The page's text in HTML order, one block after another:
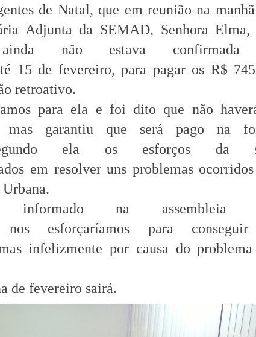
de Natal, que em reunião na
Adjunta da SEMAD, Senhora
não estava
15 de fevereiro, para pagar os R$
retroativo.
para ela e foi dito que não
mas garantiu que será pago na
ela os esforços da
em resolver uns problemas
informado na assembleia
esforçaríamos para
infelizmente por causa do problema
de fevereiro sairá.